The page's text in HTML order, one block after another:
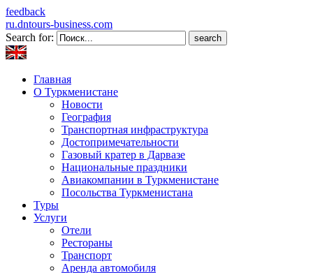
feedback
ru.dntours-business.com
Search for:
Главная
О Туркменистане
Новости
География
Транспортная инфраструктура
Достопримечательности
Газовый кратер в Дарвазе
Национальные праздники
Авиакомпании в Туркменистане
Посольства Туркменистана
Туры
Услуги
Отели
Рестораны
Транспорт
Аренда автомобиля